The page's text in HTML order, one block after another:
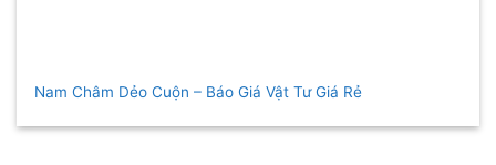
Nam Châm Dẻo Cuộn – Báo Giá Vật Tư Giá Rẻ